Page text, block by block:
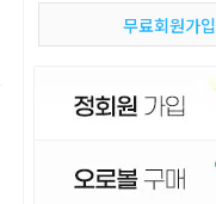
무료회원가입